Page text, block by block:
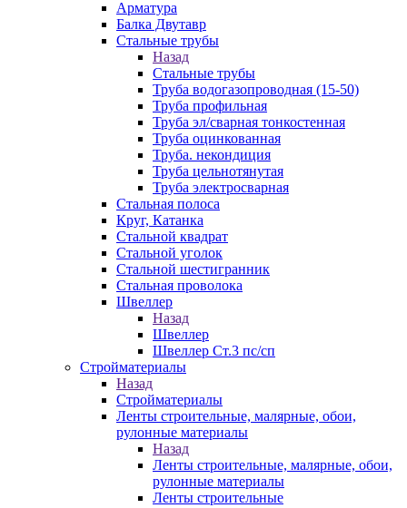
Арматура
Балка Двутавр
Стальные трубы
Назад
Стальные трубы
Труба водогазопроводная (15-50)
Труба профильная
Труба эл/сварная тонкостенная
Труба оцинкованная
Труба. некондиция
Труба цельнотянутая
Труба электросварная
Стальная полоса
Круг, Катанка
Стальной квадрат
Стальной уголок
Стальной шестигранник
Стальная проволока
Швеллер
Назад
Швеллер
Швеллер Ст.3 пс/сп
Стройматериалы
Назад
Стройматериалы
Ленты строительные, малярные, обои,
рулонные материалы
Назад
Ленты строительные, малярные, обои,
рулонные материалы
Ленты строительные